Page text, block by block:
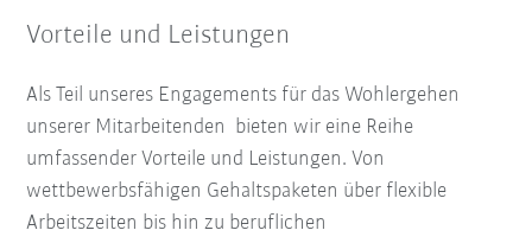
Vorteile und Leistungen
Als Teil unseres Engagements für das Wohlergehen
unserer Mitarbeitenden bieten wir eine Reihe
umfassender Vorteile und Leistungen. Von
wettbewerbsfähigen Gehaltspaketen über flexible
Arbeitszeiten bis hin zu beruflichen